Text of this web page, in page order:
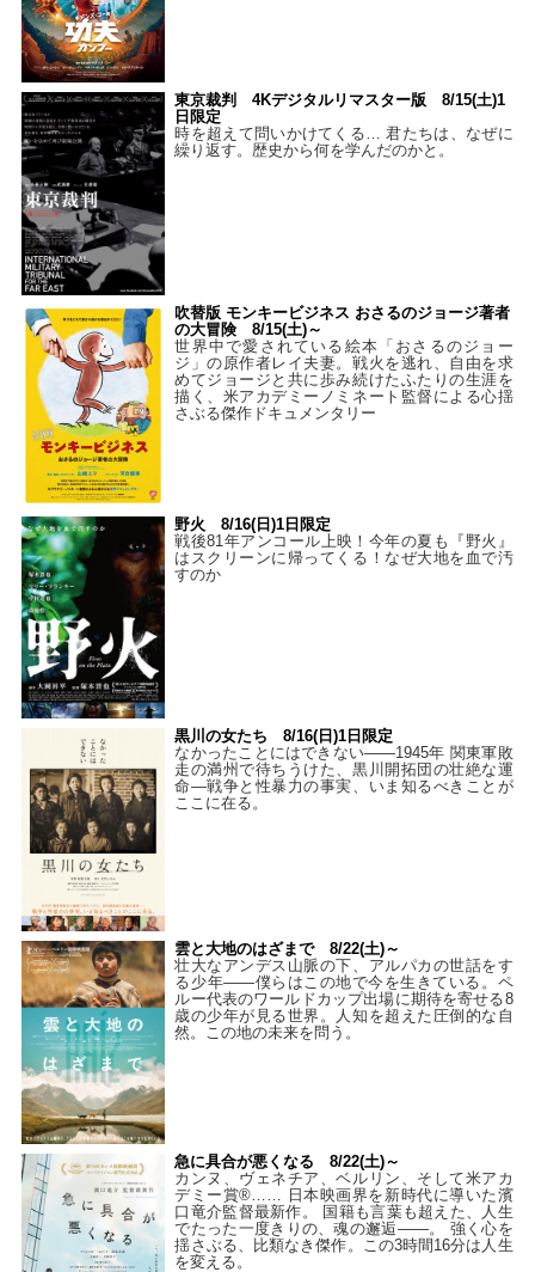
東京裁判 4Kデジタルリマスター版 8/15(土)1
日限定
時を超えて問いかけてくる… 君たちは、なぜに
繰り返す。歴史から何を学んだのかと。
吹替版 モンキービジネス おさるのジョージ著者
の大冒険 8/15(土)～
世界中で愛されている絵本「おさるのジョー
ジ」の原作者レイ夫妻。戦火を逃れ、自由を求
めてジョージと共に歩み続けたふたりの生涯を
描く、米アカデミーノミネート監督による心揺
さぶる傑作ドキュメンタリー
野火 8/16(日)1日限定
戦後81年アンコール上映！今年の夏も『野火』
はスクリーンに帰ってくる！なぜ大地を血で汚
すのか
黒川の女たち 8/16(日)1日限定
なかったことにはできない——1945年 関東軍敗
走の満州で待ちうけた、黒川開拓団の壮絶な運
命―戦争と性暴力の事実、いま知るべきことが
ここに在る。
雲と大地のはざまで 8/22(土)～
壮大なアンデス山脈の下、アルパカの世話をす
る少年――僕らはこの地で今を生きている。ペ
ルー代表のワールドカップ出場に期待を寄せる8
歳の少年が見る世界。人知を超えた圧倒的な自
然。この地の未来を問う。
急に具合が悪くなる 8/22(土)～
カンヌ、ヴェネチア、ベルリン、そして米アカ
デミー賞®…… 日本映画界を新時代に導いた濱
口竜介監督最新作。 国籍も言葉も超えた、人生
でたった一度きりの、魂の邂逅――。 強く心を
揺さぶる、比類なき傑作。この3時間16分は人生
を変える。